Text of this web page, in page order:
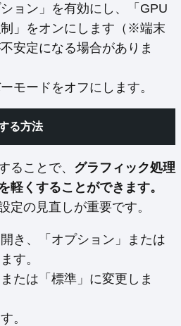
ション」を有効にし、「GPU
」をオンにします（※端末
安定になる場合がありま
モードをオフにします。
る方法
ることで、 グラフィック処理
軽くすることができます。
定の見直しが重要です。
き、「オプション」または
す。
たは「標準」に変更しま
。